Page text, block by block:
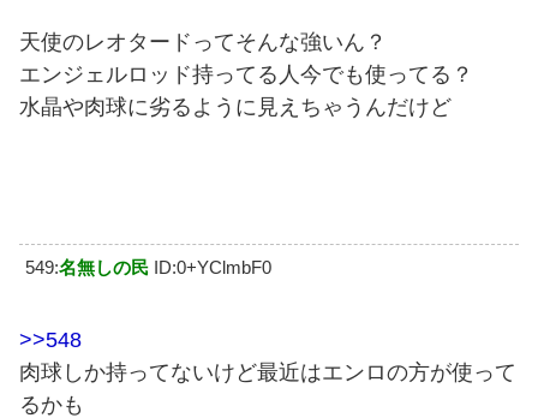
天使のレオタードってそんな強いん？
エンジェルロッド持ってる人今でも使ってる？
水晶や肉球に劣るように見えちゃうんだけど
549:名無しの民 ID:0+YClmbF0
>>548
肉球しか持ってないけど最近はエンロの方が使って
るかも